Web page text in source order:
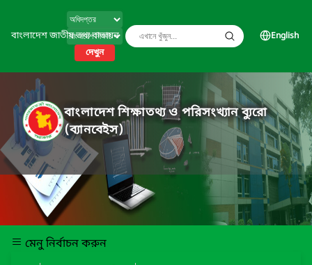
বাংলাদেশ জাতীয় তথ্য বাতায়ন
দেখুন
English
বাংলাদেশ শিক্ষাতথ্য ও পরিসংখ্যান ব্যুরো
(ব্যানবেইস)
মেনু নির্বাচন করুন